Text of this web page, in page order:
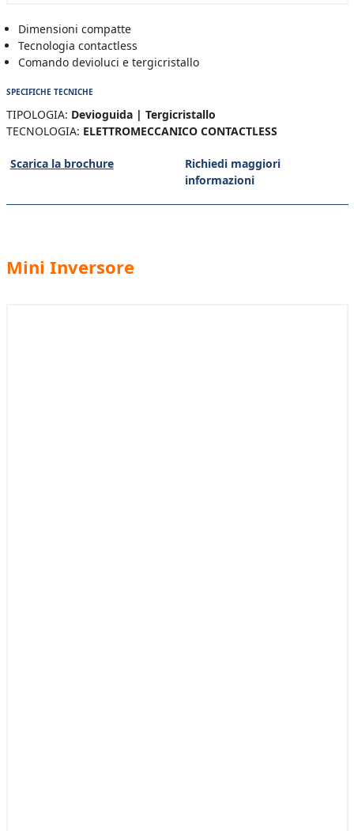
Dimensioni compatte
Tecnologia contactless
Comando devioluci e tergicristallo
SPECIFICHE TECNICHE
TIPOLOGIA: Devioguida | Tergicristallo
TECNOLOGIA: ELETTROMECCANICO CONTACTLESS
Scarica la brochure
Richiedi maggiori
informazioni
Mini Inversore